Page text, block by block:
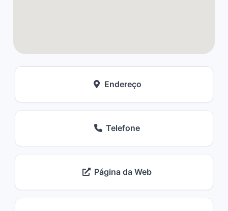
Endereço
Telefone
Página da Web